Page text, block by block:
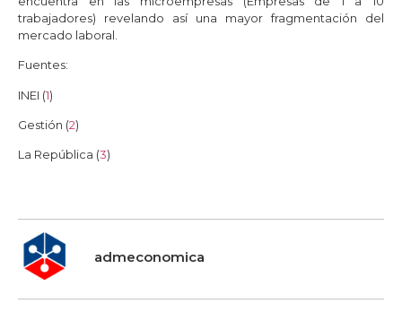
trabajadores) revelando así una mayor fragmentación del
mercado laboral.
Fuentes:
INEI (1)
Gestión (2)
La República (3)
admeconomica